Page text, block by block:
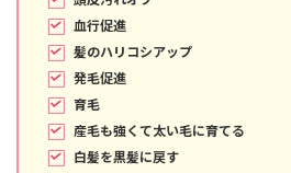
血行促進
髪のハリコシアップ
発毛促進
育毛
産毛も強くて太い毛に育てる
白髪を黒髪に戻す